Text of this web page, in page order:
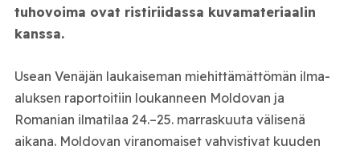
tuhovoima ovat ristiriidassa kuvamateriaalin
kanssa.
Usean Venäjän laukaiseman miehittämättömän ilma-
aluksen raportoitiin loukanneen Moldovan ja
Romanian ilmatilaa 24.–25. marraskuuta välisenä
aikana. Moldovan viranomaiset vahvistivat kuuden